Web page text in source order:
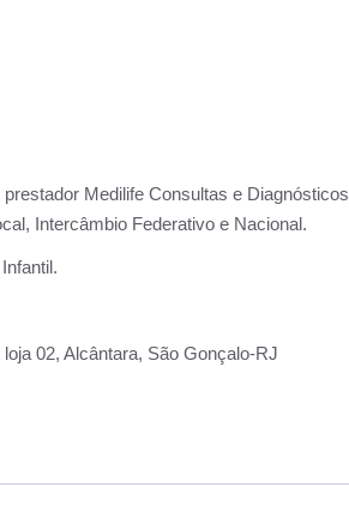
prestador Medilife Consultas e Diagnósticos
Intercâmbio Federativo e Nacional.
02, Alcântara, São Gonçalo-RJ